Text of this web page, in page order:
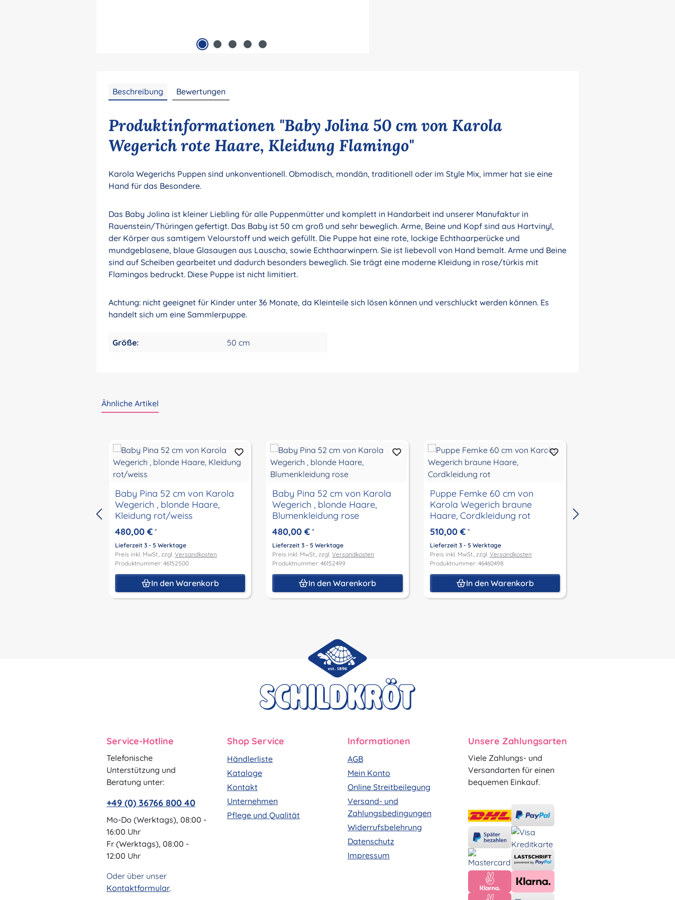
Beschreibung Bewertungen
Produktinformationen "Baby Jolina 50 cm von Karola
Wegerich rote Haare, Kleidung Flamingo"
Karola Wegerichs Puppen sind unkonventionell. Obmodisch, mondän, traditionell oder im Style Mix, immer hat sie eine
Hand für das Besondere.
Das Baby Jolina ist kleiner Liebling für alle Puppenmütter und komplett in Handarbeit ind unserer Manufaktur in
Rauenstein/Thüringen gefertigt. Das Baby ist 50 cm groß und sehr beweglich. Arme, Beine und Kopf sind aus Hartvinyl,
der Körper aus samtigem Velourstoff und weich gefüllt. Die Puppe hat eine rote, lockige Echthaarperücke und
mundgeblasene, blaue Glasaugen aus Lauscha, sowie Echthaarwinpern. Sie ist liebevoll von Hand bemalt. Arme und Beine
sind auf Scheiben gearbeitet und dadurch besonders beweglich. Sie trägt eine moderne Kleidung in rose/türkis mit
Flamingos bedruckt. Diese Puppe ist nicht limitiert.
Achtung: nicht geeignet für Kinder unter 36 Monate, da Kleinteile sich lösen können und verschluckt werden können. Es
handelt sich um eine Sammlerpuppe.
Größe: 50 cm
Ähnliche Artikel
Baby Pina 52 cm von Karola
Wegerich , blonde Haare,
Kleidung rot/weiss
480,00 € *
Lieferzeit 3 - 5 Werktage
Preis inkl. MwSt., zzgl. Versandkosten
Produktnummer: 46152500
In den Warenkorb
Baby Pina 52 cm von Karola
Wegerich , blonde Haare,
Blumenkleidung rose
480,00 € *
Lieferzeit 3 - 5 Werktage
Preis inkl. MwSt., zzgl.Versandkosten
Produktnummer: 46152499
In den Warenkorb
Puppe Femke 60 cm von
Karola Wegerich braune
Haare, Cordkleidung rot
510,00 €*
Lieferzeit 3 - 5 Werktage
Preis inkl. MwSt., zzgl. Versandkosten
Produktnummer: 46460498
In den Warenkorb
Service-Hotline
Telefonische
Unterstützung und
Beratung unter:
+49 (0) 36766 800 40
Mo-Do (Werktags), 08:00 -
16:00 Uhr
Fr (Werktags), 08:00 -
12:00 Uhr
Oder über unser
Kontaktformular.
Shop Service
Händlerliste
Kataloge
Kontakt
Unternehmen
Pflege und Qualität
Informationen
AGB
Mein Konto
Online Streitbeilegung
Versand- und
Zahlungsbedingungen
Widerrufsbelehrung
Datenschutz
Impressum
Unsere Zahlungsarten
Viele Zahlungs- und
Versandarten für einen
bequemen Einkauf.